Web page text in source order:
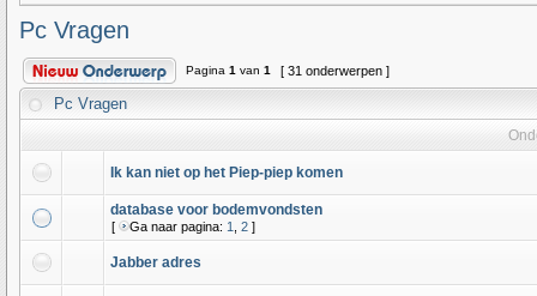
Pc Vragen
Pagina 1 van 1 [ 31 onderwerpen ]
Pc Vragen
Ik kan niet op het Piep-piep komen
database voor bodemvondsten
[ Ga naar pagina: 1 2 ]
Jabber adres